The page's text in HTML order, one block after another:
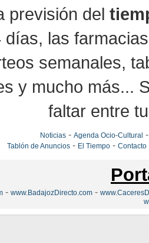
previsión del
días, las
semanales,
y mucho más...
faltar entre
Noticias -Agenda Ocio-Cultural
Tablón de Anuncios - El Tiempo -Contacto
- www.BadajozDirecto.com -